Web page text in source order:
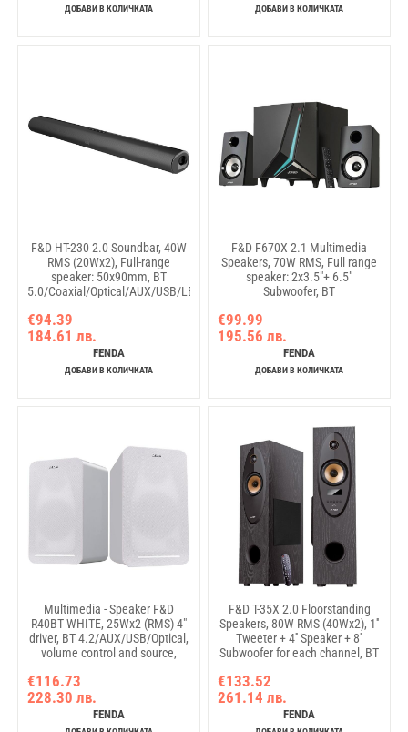
ДОБАВИ В КОЛИЧКАТА ДОБАВИ В КОЛИЧКАТА
F&D HT-230 2.0 Soundbar, 40W
RMS (20Wx2), Full-range
speaker: 50x90mm, BT
5.0/Coaxial/Optical/AUX/USB/LED
€94.39
184.61 лв.
FENDA
ДОБАВИ В КОЛИЧКАТА
F&D F670X 2.1 Multimedia
Speakers, 70W RMS, Full range
speaker: 2x3.5"+ 6.5"
Subwoofer, BT
Display/RGB multi-color lighting
mode/ Remote Control/ Black
€99.99
195.56 лв.
FENDA
ДОБАВИ В КОЛИЧКАТА
Multimedia - Speaker F&D
R40BT WHITE, 25Wx2 (RMS) 4"
driver, BT 4.2/AUX/USB/Optical,
volume control and source,
€116.73
228.30 лв.
FENDA
F&D T-35X 2.0 Floorstanding
Speakers, 80W RMS (40Wx2), 1''
Tweeter + 4'' Speaker + 8''
Subwoofer for each channel, BT
function/LED Display/Remote
control/Microphone
included/Wooden/Black
€133.52
261.14 лв.
FENDA